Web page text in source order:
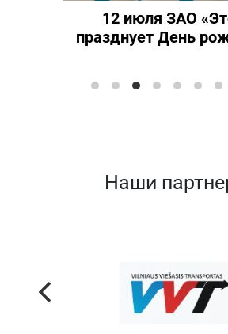
12 июля ЗАО
празднует День
Наши